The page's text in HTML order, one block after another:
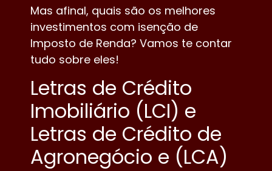
Mas afinal, quais são os melhores
investimentos com isenção de
Imposto de Renda? Vamos te contar
tudo sobre eles!
Letras de Crédito
Imobiliário (LCI) e
Letras de Crédito de
Agronegócio e (LCA)